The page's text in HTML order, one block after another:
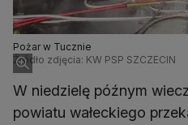
Pożar w Tucznie
Źródło zdjęcia: KW PSP SZCZECIN
W niedzielę późnym
powiatu wałeckiego